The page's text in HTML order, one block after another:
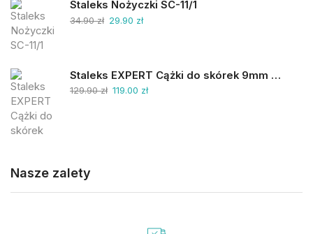
Staleks Nożyczki SC-11/1
34.90zł 29.90 zł
Staleks EXPERT Cążki do skórek 9mm NE-90-9
129.90zł 119.00 zł
Nasze zalety